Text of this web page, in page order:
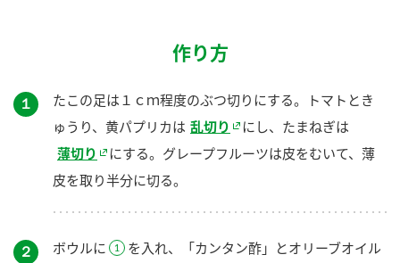
作り方
１
たこの足は１ｃｍ程度のぶつ切りにする。トマトとき
ゅうり、黄パプリカは 乱切り
にし、たまねぎは
薄切り
にする。グレープフルーツは皮をむいて、薄
皮を取り半分に切る。
２ ボウルに
を入れ、「カンタン酢」とオリーブオイル